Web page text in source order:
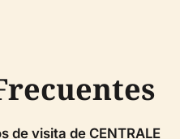
de visita de CENTRALE